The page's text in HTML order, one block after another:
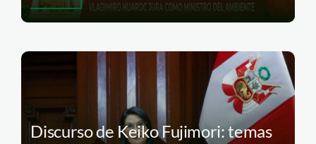
Discurso de Keiko Fujimori: temas